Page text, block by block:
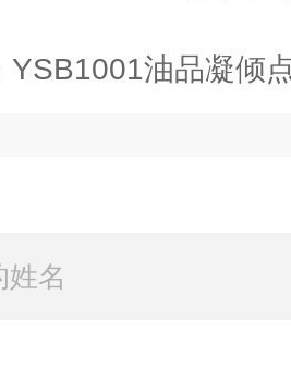
YSB1001油品凝倾